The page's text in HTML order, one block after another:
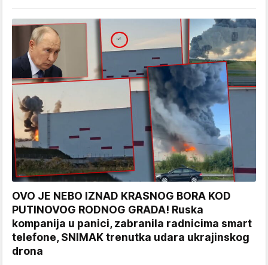
OVO JE NEBO IZNAD KRASNOG BORA KOD
PUTINOVOG RODNOG GRADA! Ruska
kompanija u panici, zabranila radnicima smart
telefone, SNIMAK trenutka udara ukrajinskog
drona